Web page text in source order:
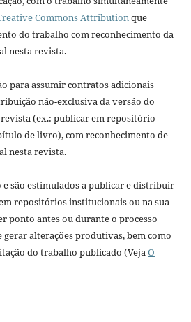
Commons Attributionque
do trabalho com reconhecimento da
nesta revista.
para assumir contratos adicionais
não-exclusiva da versão do
(ex.: publicar em repositório
de livro), com reconhecimento de
nesta revista.
e são estimulados a publicar e distribuir
repositórios institucionais ou na sua
ponto antes ou durante o processo
alterações produtivas, bem como
do trabalho publicado (VejaO